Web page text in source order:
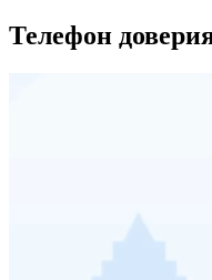
Телефон